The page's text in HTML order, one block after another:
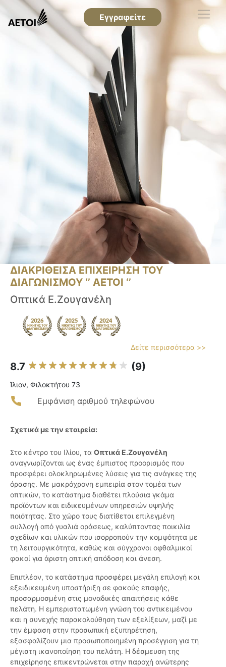
Εγγραφείτε
ΔΙΑΚΡΙΘΕΙΣΑ ΕΠΙΧΕΙΡΗΣΗ ΤΟΥ
ΔΙΑΓΩΝΙΣΜΟΥ ‘’ ΑΕΤΟΙ ‘’
Οπτικά Ε.Ζουγανέλη
Δείτε περισσότερα >>
8.7 (9)
Ίλιον, Φιλοκτήτου 73
Εμφάνιση αριθμού τηλεφώνου
Σχετικά με την εταιρεία:
Στο κέντρο του Ιλίου, τα Οπτικά Ε.Ζουγανέλη
αναγνωρίζονται ως ένας έμπιστος προορισμός που
προσφέρει ολοκληρωμένες λύσεις για τις ανάγκες της
όρασης. Με μακρόχρονη εμπειρία στον τομέα των
οπτικών, το κατάστημα διαθέτει πλούσια γκάμα
προϊόντων και ειδικευμένων υπηρεσιών υψηλής
ποιότητας. Στο χώρο τους διατίθεται επιλεγμένη
συλλογή από γυαλιά οράσεως, καλύπτοντας ποικιλία
σχεδίων και υλικών που ισορροπούν την κομψότητα με
τη λειτουργικότητα, καθώς και σύγχρονοι οφθαλμικοί
φακοί για άριστη οπτική απόδοση και άνεση.
Επιπλέον, το κατάστημα προσφέρει μεγάλη επιλογή και
εξειδικευμένη υποστήριξη σε φακούς επαφής,
προσαρμοσμένη στις μοναδικές απαιτήσεις κάθε
πελάτη. Η εμπεριστατωμένη γνώση του αντικειμένου
και η συνεχής παρακολούθηση των εξελίξεων, μαζί με
την έμφαση στην προσωπική εξυπηρέτηση,
εξασφαλίζουν μια προσωποποιημένη προσέγγιση για τη
μέγιστη ικανοποίηση του πελάτη. Η δέσμευση της
επιχείρησης επικεντρώνεται στην παροχή ανώτερης